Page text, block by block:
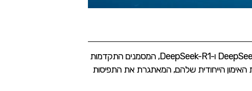
חברת DeepSeek חוללה סערה בקהילת הבינה המלאכותית עם השקת שני מודלים חדשניים – DeepSeek-R1-Zero ו-DeepSeek-R1, המסמנים התקדמות
האימון הייחודית שלהם, המאתגרת את התפיסות